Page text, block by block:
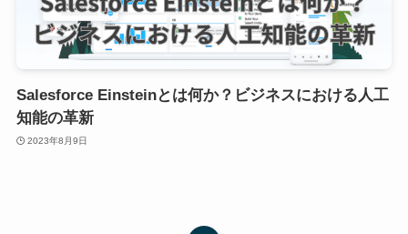
Salesforce Einsteinとは何か？ビジネスにおける人工
知能の革新
2023年8月9日